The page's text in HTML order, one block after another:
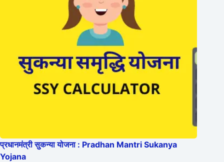
प्रधानमंत्री सुकन्या योजना : Pradhan Mantri Sukanya
Yojana